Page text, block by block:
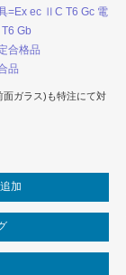
=Ex ec ⅡC T6 Gc 電
Gb
合格品
品
ガラス)も特注にて対
加